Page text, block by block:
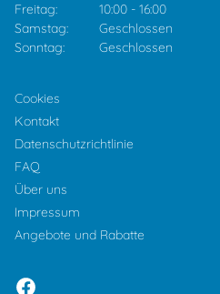
Freitag:
10:00 - 16:00
Samstag:
Geschlossen
Sonntag:
Geschlossen
Cookies
Kontakt
Datenschutzrichtlinie
FAQ
Über uns
Impressum
Angebote und Rabatte